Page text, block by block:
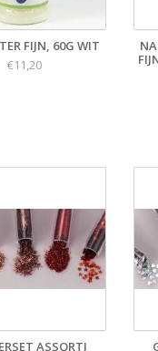
FIJN, 60G WIT
€11,20
ASSORTI